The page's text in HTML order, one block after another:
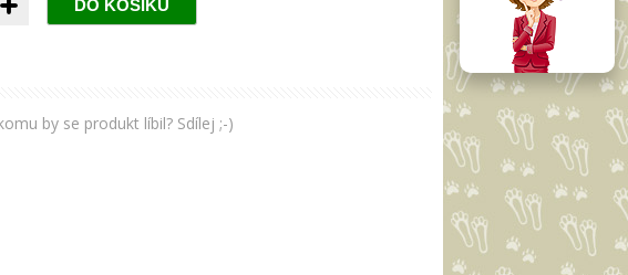
by se produkt líbil? Sdílej ;-)